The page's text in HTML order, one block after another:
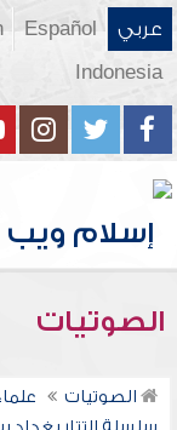
عربي Español
Indonesia
الصوتيات
الصوتيات